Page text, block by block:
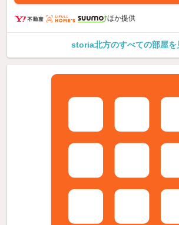
ほか提供
storia北方のすべての部屋を